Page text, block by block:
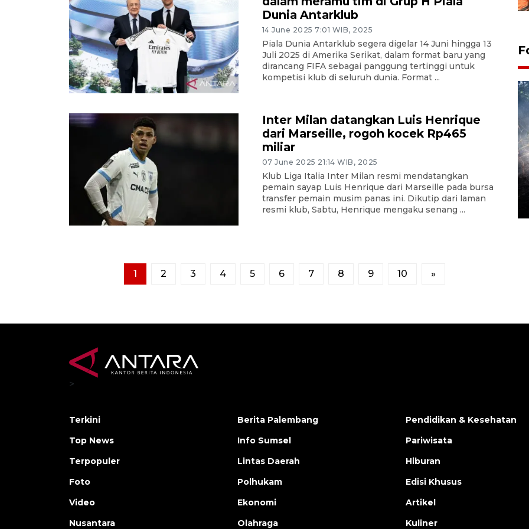
Dunia Antarklub
14 June 2025 7:01 WIB, 2025
Piala Dunia Antarklub segera digelar 14 Juni hingga 13
Juli 2025 di Amerika Serikat, dalam format baru yang
dirancang FIFA sebagai panggung tertinggi untuk
kompetisi klub di seluruh dunia. Format ...
Inter Milan datangkan Luis Henrique
dari Marseille, rogoh kocek Rp465
miliar
07 June 2025 21:14 WIB, 2025
Klub Liga Italia Inter Milan resmi mendatangkan
pemain sayap Luis Henrique dari Marseille pada bursa
transfer pemain musim panas ini. Dikutip dari laman
resmi klub, Sabtu, Henrique mengaku senang ...
1 2 3 4 5 6 7 8 9 10 »
Alokasi anggaran untuk bibit
kopi arabika Gayo
15 June 2026 11:15 WIB
>
Terkini
Top News
Terpopuler
Foto
Video
Nusantara
Berita Palembang
Info Sumsel
Lintas Daerah
Polhukam
Ekonomi
Olahraga
Pendidikan & Kesehatan
Pariwisata
Hiburan
Edisi Khusus
Artikel
Kuliner